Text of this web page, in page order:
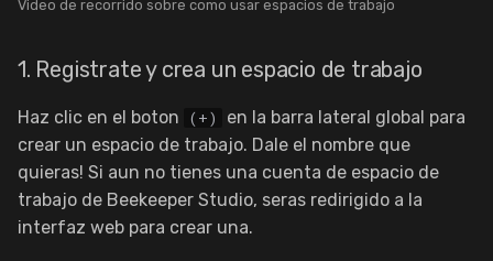
Video de recorrido sobre como usar espacios de trabajo
1. Registrate y crea un espacio de trabajo
Haz clic en el boton (+)
en la barra lateral global para
crear un espacio de trabajo. Dale el nombre que
quieras! Si aun no tienes una cuenta de espacio de
trabajo de Beekeeper Studio, seras redirigido a la
interfaz web para crear una.